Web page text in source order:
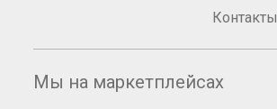
Контакты
Мы на маркетплейсах